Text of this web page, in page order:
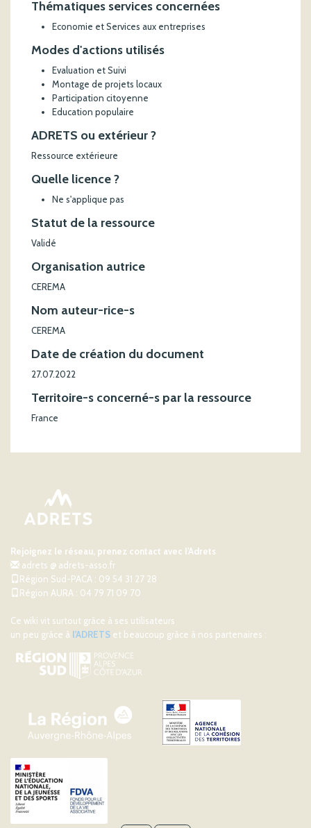
Thématiques services concernées
Economie et Services aux entreprises
Modes d'actions utilisés
Evaluation et Suivi
Montage de projets locaux
Participation citoyenne
Education populaire
ADRETS ou extérieur ?
Ressource extérieure
Quelle licence ?
Ne s'applique pas
Statut de la ressource
Validé
Organisation autrice
CEREMA
Nom auteur-rice-s
CEREMA
Date de création du document
27.07.2022
Territoire-s concerné-s par la ressource
France
Rejoignez le réseau, prenez contact avec l'Adrets
adrets @ adrets-asso.fr
Région Sud-PACA : 09 54 31 27 28
Région AURA : 04 79 71 09 70
Ce wiki vit surtout grâce à ses utilisateurs
un peu grâce à l'ADRETS et beaucoup grâce à nos partenaires :